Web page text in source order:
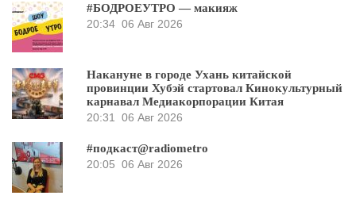
#БОДРОЕУТРО — макияж
20:34 06 Авг 2026
Накануне в городе Ухань китайской
провинции Хубэй стартовал Кинокультурный
карнавал Медиакорпорации Китая
20:31
06 Авг 2026
#подкаст@radiometro
20:05 06 Авг 2026